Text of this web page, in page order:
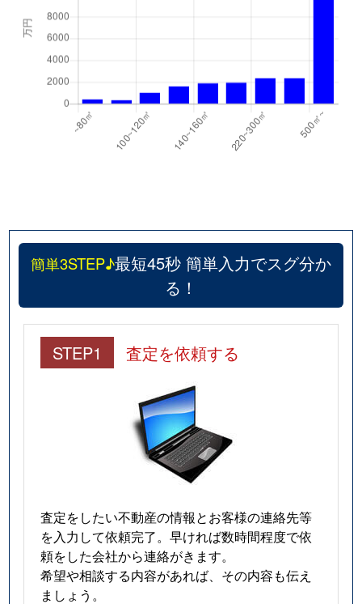
簡単3STEP♪最短45秒 簡単入力でスグ分か
る！
STEP1 査定を依頼する
査定をしたい不動産の情報とお客様の連絡先等
を入力して依頼完了。早ければ数時間程度で依
頼をした会社から連絡がきます。
希望や相談する内容があれば、その内容も伝え
ましょう。